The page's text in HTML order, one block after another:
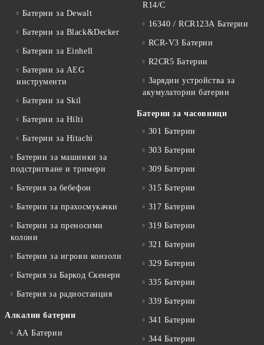
Батерии за Dewalt
Батерии за Black&Decker
Батерии за Einhell
Батерии за AEG
инструменти
Батерии за Skil
Батерии за Hilti
Батерии за Hitachi
Батерии за машинки за
подстригване и тримери
Батерия за бебефон
Батерии за прахосмукачки
Батерии за преносими
колони
Батерии за игрови конзоли
Батерия за Баркод Скенери
Батерия за радиостанция
Алкални батерии
АА Батерии
R14/C
16340 / RCR123A Батерии
RCR-V3 Батерии
R2CR5 Батерии
Зарядни устройства за
акумулаторни батерии
Батерии за часовници
301 Батерии
303 Батерии
309 Батерии
315 Батерии
317 Батерии
319 Батерии
321 Батерии
329 Батерии
335 Батерии
339 Батерии
341 Батерии
344 Батерии